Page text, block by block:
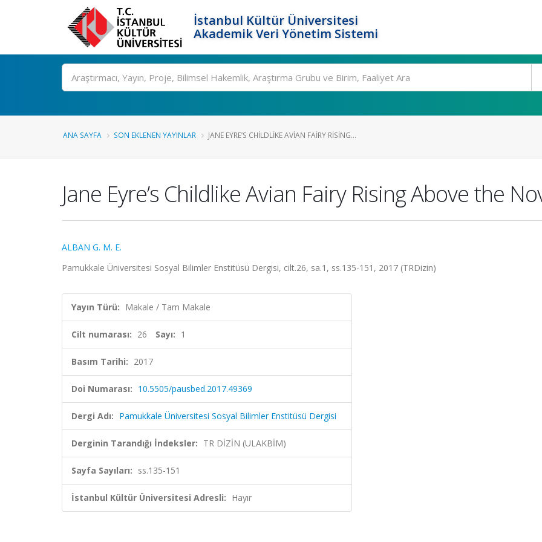
İstanbul Kültür Üniversitesi
Akademik Veri Yönetim Sistemi
Ara
ANA SAYFA SON EKLENEN YAYINLAR JANE EYRE’S CHILDLIKE AVIAN FAIRY RISING...
Jane Eyre’s Childlike Avian Fairy Rising Above the
ALBAN G. M. E.
Pamukkale Üniversitesi Sosyal Bilimler Enstitüsü Dergisi, cilt.26, sa.1, ss.135-151, 2017 (TRDizin)
Yayın Türü: Makale / Tam Makale
Cilt numarası: 26 Sayı: 1
Basım Tarihi: 2017
Doi Numarası: 10.5505/pausbed.2017.49369
Dergi Adı: Pamukkale Üniversitesi Sosyal Bilimler Enstitüsü Dergisi
Derginin Tarandığı İndeksler: TR DİZİN (ULAKBİM)
Sayfa Sayıları: ss.135-151
İstanbul Kültür Üniversitesi Adresli: Hayır